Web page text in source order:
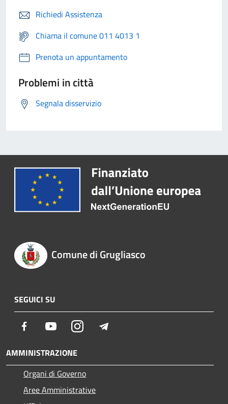
Richiedi Assistenza
Chiama il comune 011 4013 1
Prenota un appuntamento
Problemi in città
Segnala disservizio
Comune di Grugliasco
SEGUICI SU
Facebook YoutubeInstagram
AMMINISTRAZIONE
Organi di Governo
Aree Amministrative